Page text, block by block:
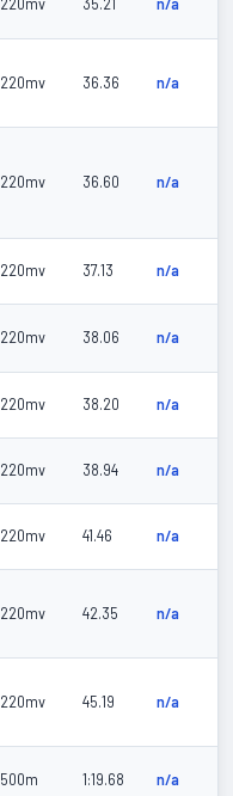
220mv 35.21 n/a
220mv 36.36 n/a
220mv 36.60 n/a
220mv 37.13 n/a
220mv 38.06 n/a
220mv 38.20 n/a
220mv 38.94 n/a
220mv 41.46 n/a
220mv 42.35 n/a
220mv 45.19 n/a
500m 1:19.68 n/a